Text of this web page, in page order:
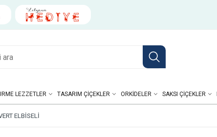
LEZZETLER TASARIM ÇIÇEKLER ORKIDELER SAKSI ÇIÇEKLER
ELBISELI